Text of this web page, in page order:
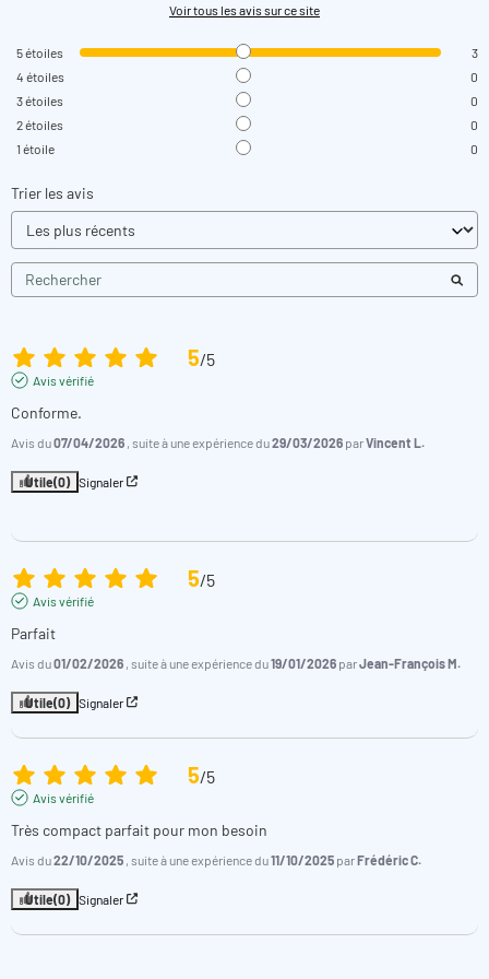
Voir tous les avis sur ce site
5étoiles
3
4 étoiles
0
3étoiles
0
2étoiles
0
1 étoile 0
Trier les avis
5/5
Avis vérifié
Conforme.
Avis du07/04/2026 , suite à une expérience du29/03/2026 parVincent L.
Utile(0) Signaler
5/5
Avis vérifié
Parfait
Avis du01/02/2026 , suite à une expérience du19/01/2026 parJean-François M.
Utile(0) Signaler
5/5
Avis vérifié
Très compact parfait pour mon besoin
Avis du22/10/2025 , suite à une expérience du11/10/2025 parFrédéric C.
Utile(0) Signaler